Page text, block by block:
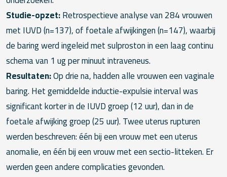
Studie-opzet:Retrospectieve analyse van 284 vrouwen
met IUVD (n=137), of foetale afwijkingen (n=147), waarbij
de baring werd ingeleid met sulproston in een laag continu
schema van 1 ug per minuut intraveneus.
Resultaten:Op drie na, hadden alle vrouwen een vaginale
baring. Het gemiddelde inductie-expulsie interval was
significant korter in de IUVD groep (12 uur), dan in de
foetale afwijking groep (25 uur). Twee uterus rupturen
werden beschreven: één bij een vrouw met een uterus
anomalie, en één bij een vrouw met een sectio-litteken. Er
werden geen andere complicaties gevonden.